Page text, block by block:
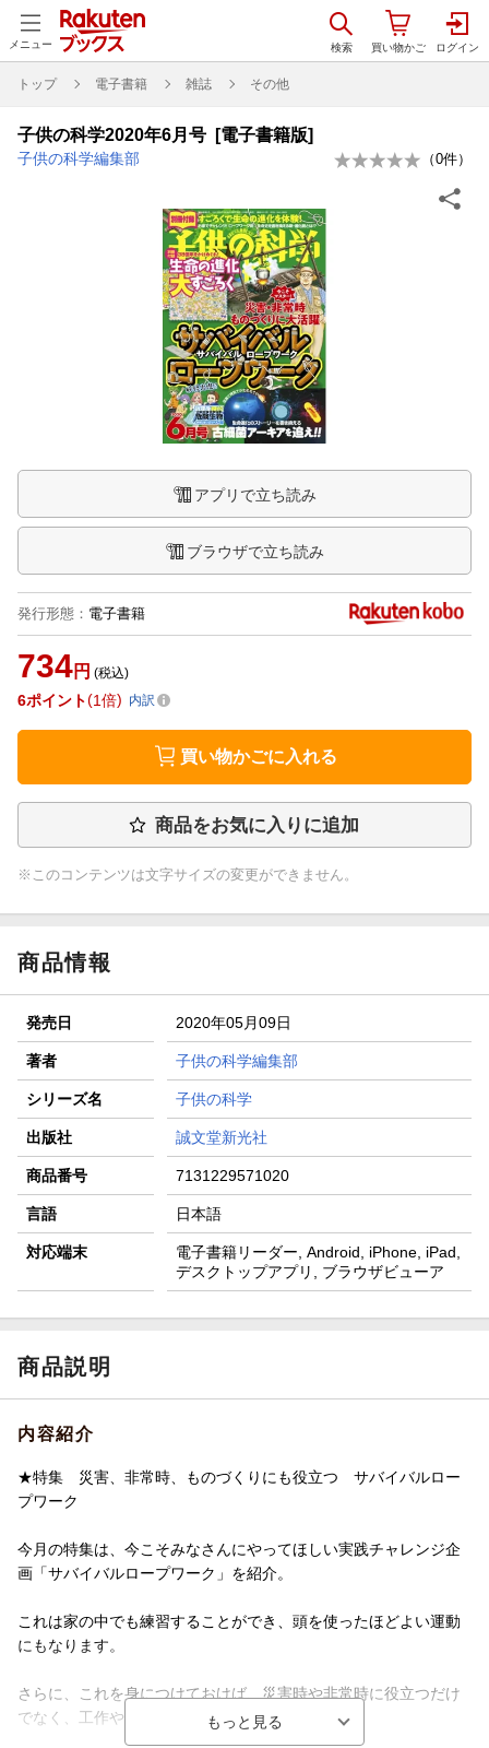
メニュー
トップ 電子書籍 雑誌 その他
子供の科学2020年6月号 [電子書籍版]
子供の科学編集部 （0件）
アプリで立ち読み
ブラウザで立ち読み
発行形態 ： 電子書籍
734円 (税込)
6ポイント 1倍 内訳
買い物かごに入れる
商品をお気に入りに追加
※このコンテンツは文字サイズの変更ができません。
商品情報
発売日 2020年05月09日
著者 子供の科学編集部
シリーズ名 子供の科学
出版社 誠文堂新光社
商品番号 7131229571020
言語 日本語
対応端末
電子書籍リーダー, Android, iPhone, iPad,
デスクトップアプリ, ブラウザビューア
商品説明
内容紹介
★特集 災害、非常時、ものづくりにも役立つ サバイバルロー
プワーク
今月の特集は、今こそみなさんにやってほしい実践チャレンジ企
画「サバイバルロープワーク」を紹介。
これは家の中でも練習することができ、頭を使ったほどよい運動
にもなります。
さらに、これを身につけておけば、災害時や非常時に役立つだけ
でなく、工作やものづくりにも応用できます。